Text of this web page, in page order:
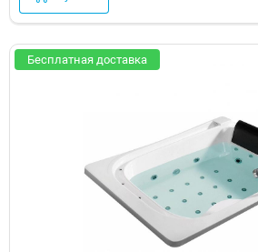
Бесплатная доставка